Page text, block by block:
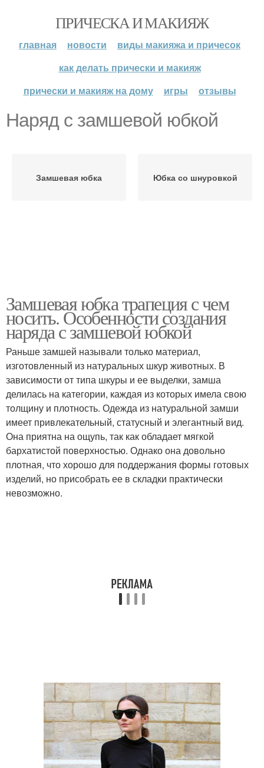
ПРИЧЕСКА И МАКИЯЖ
главная новости
виды макияжа и причесок
как делать прически и макияж
прически и макияж на дому
игры отзывы
Наряд с замшевой юбкой
Замшевая юбка Юбка со шнуровкой
Замшевая юбка трапеция с чем
носить. Особенности создания
наряда с замшевой юбкой
Раньше замшей называли только материал,
изготовленный из натуральных шкур животных. В
зависимости от типа шкуры и ее выделки, замша
делилась на категории, каждая из которых имела свою
толщину и плотность. Одежда из натуральной замши
имеет привлекательный, статусный и элегантный вид.
Она приятна на ощупь, так как обладает мягкой
бархатистой поверхностью. Однако она довольно
плотная, что хорошо для поддержания формы готовых
изделий, но присобрать ее в складки практически
невозможно.